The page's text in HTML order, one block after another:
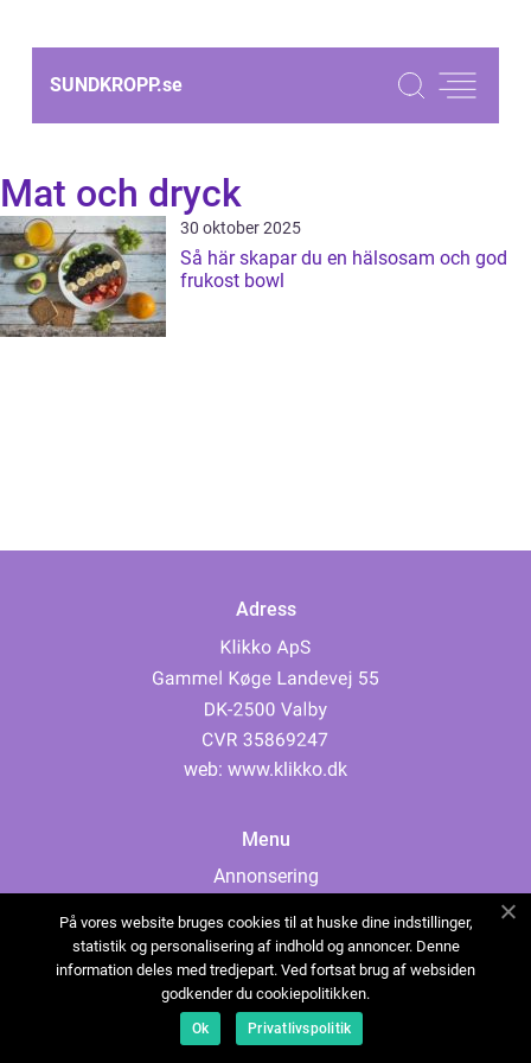
SUNDKROPP.se
Mat och dryck
30 oktober 2025
Så här skapar du en hälsosam och god
frukost bowl
Adress
web: www.klikko.dk
Menu
Annonsering
Cookies
Kontakta oss
Sitemap
På vores website bruges cookies til at huske dine indstillinger,
statistik og personalisering af indhold og annoncer. Denne
information deles med tredjepart. Ved fortsat brug af websiden
godkender du cookiepolitikken.
Ok Privatlivspolitik